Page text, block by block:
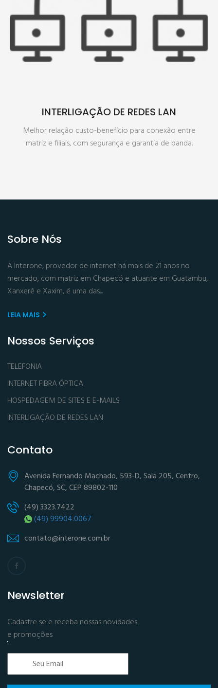
INTERLIGAÇÃO DE REDES LAN
Melhor relação custo-benefício para conexão entre
matriz e filiais, com segurança e garantia de banda.
Sobre Nós
A Interone, provedor de internet há mais de 21 anos no
mercado, com matriz em Chapecó e atuante em Guatambu,
Xanxerê e Xaxim, é uma das...
LEIA MAIS
Nossos Serviços
TELEFONIA
INTERNET FIBRA ÓPTICA
HOSPEDAGEM DE SITES E E-MAILS
INTERLIGAÇÃO DE REDES LAN
Contato
Avenida Fernando Machado, 593-D, Sala 205, Centro,
Chapecó, SC, CEP 89802-110
(49) 3323.7422
(49) 99904.0067
contato@interone.com.br
Newsletter
Cadastre se e receba nossas novidades
e promoções